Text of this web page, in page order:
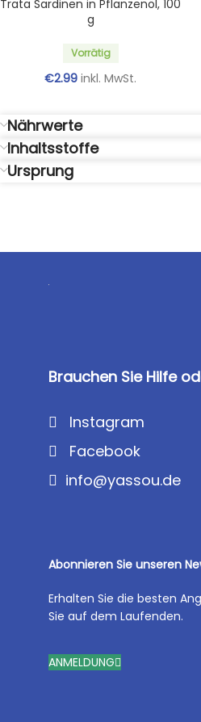
Trata Sardinen in Pflanzenöl, 100
g
Vorrätig
€2.99 inkl. MwSt.
Nährwerte
Inhaltsstoffe
Ursprung
Brauchen Sie Hilfe
Instagram
Facebook
info@yassou.de
Abonnieren Sie unseren
Erhalten Sie die besten
Sie auf dem Laufenden.
ANMELDUNG